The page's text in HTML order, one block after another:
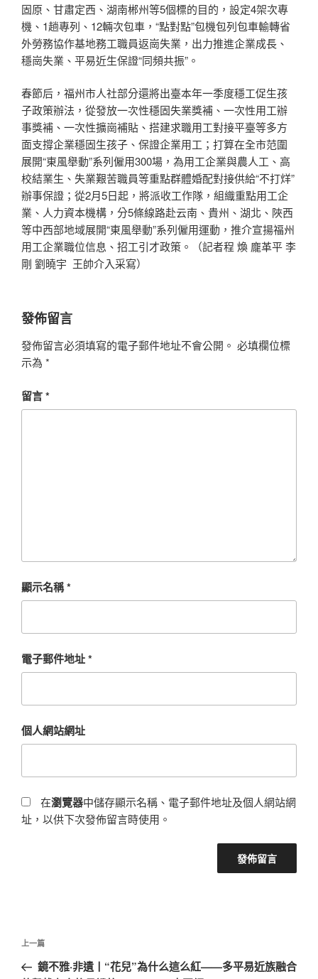
固原、甘肅定西、湖南郴州等5個標的目的，設定4架次專
機、1趟專列、12輛次包車，“點對點”包機包列包車輸轉省
外勞務協作基地務工職員返崗失業，出力推進企業成長、
穩崗失業、平易近生保證“同頻共振”。
春節后，福州市人社部分還將出臺本年一季度穩工促生孩
子政策辦法，從發放一次性穩固失業獎補、一次性用工辦
事獎補、一次性擴崗補貼、搭建求職用工對接平臺等多方
面支撐企業穩固生孩子、保證企業用工；打算在全市范圍
展開“東風舉動”系列僱用300場，為用工企業與農人工、高
校結業生、失業艱苦職員等重點群體婚配對接供給“不打烊”
辦事保證；從2月5日起，將派收工作隊，組織重點用工企
業、人力資本機構，分5條線路赴云南、貴州、湖北、陜西
等中西部地域展開“東風舉動”系列僱用運動，推介宣揚福州
用工企業職位信息、招工引才政策。（記者程 煥 龐革平 李
剛 劉曉宇 王帥介入采寫）
發佈留言
發佈留言必須填寫的電子郵件地址不會公開。 必填欄位標
示為 *
留言*
顯示名稱*
電子郵件地址*
個人網站網址
在瀏覽器中儲存顯示名稱、電子郵件地址及個人網站網
址，以供下次發佈留言時使用。
文
上
一
上一篇
鏡不雅·非遺丨“花兒”為什么這么紅——多平易近族融合